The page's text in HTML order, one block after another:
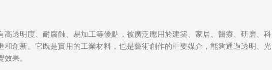
透明度、耐腐蝕、易加工等優點，被廣泛應用於建築、家居、醫療、研磨、科
創新。它既是實用的工業材料，也是藝術創作的重要媒介，能夠通過透明、光
果。